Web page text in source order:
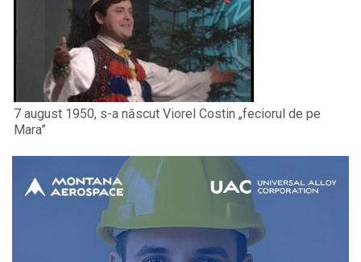
7 august 1950, s-a născut Viorel Costin „feciorul de pe
Mara”